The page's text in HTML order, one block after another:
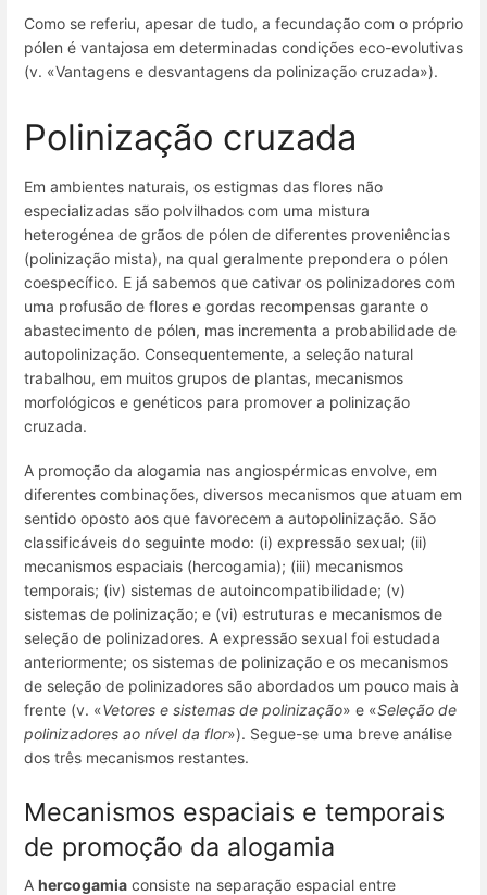
Como se referiu, apesar de tudo, a fecundação com o próprio
pólen é vantajosa em determinadas condições eco-evolutivas
(v. «Vantagens e desvantagens da polinização cruzada»).
Polinização cruzada
Em ambientes naturais, os estigmas das flores não
especializadas são polvilhados com uma mistura
heterogénea de grãos de pólen de diferentes proveniências
(polinização mista), na qual geralmente prepondera o pólen
coespecífico. E já sabemos que cativar os polinizadores com
uma profusão de flores e gordas recompensas garante o
abastecimento de pólen, mas incrementa a probabilidade de
autopolinização. Consequentemente, a seleção natural
trabalhou, em muitos grupos de plantas, mecanismos
morfológicos e genéticos para promover a polinização
cruzada.
A promoção da alogamia nas angiospérmicas envolve, em
diferentes combinações, diversos mecanismos que atuam em
sentido oposto aos que favorecem a autopolinização. São
classificáveis do seguinte modo: (i) expressão sexual; (ii)
mecanismos espaciais (hercogamia); (iii) mecanismos
temporais; (iv) sistemas de autoincompatibilidade; (v)
sistemas de polinização; e (vi) estruturas e mecanismos de
seleção de polinizadores. A expressão sexual foi estudada
anteriormente; os sistemas de polinização e os mecanismos
de seleção de polinizadores são abordados um pouco mais à
frente (v. «Vetores e sistemas de polinização» e «Seleção de
polinizadores ao nível da flor»). Segue-se uma breve análise
dos três mecanismos restantes.
Mecanismos espaciais e temporais
de promoção da alogamia
A hercogamia consiste na separação espacial entre